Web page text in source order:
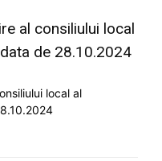
al consiliului local
de 28.10.2024
local al